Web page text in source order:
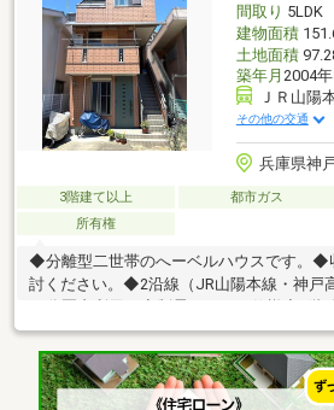
間取り 5LDK
建物面積
土地面積
築年月 2004
ＪＲ山陽
その他の交通
兵庫県神
3階建て以上 都市ガス
所有権
◆分離型二世帯のへーベルハウスです。◆
討ください。◆2沿線（JR山陽本線・神戸
ォーム可能＼ストックヘーベルハウスの
年以上耐用の構造躯体②耐火・断熱・耐
ALCコンクリート＝ヘーベルを使用③リフ
応性④明確なメンテナンスプログラム⑤